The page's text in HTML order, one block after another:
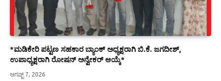
*ಮಡಿಕೇರಿ ಪಟ್ಟಣ ಸಹಕಾರ ಬ್ಯಾಂಕ್ ಅಧ್ಯಕ್ಷರಾಗಿ ಬಿ.ಕೆ. ಜಗದೀಶ್,
ಉಪಾಧ್ಯಕ್ಷರಾಗಿ ರೋಷನ್ ಅನ್ವೇಕರ್ ಆಯ್ಕೆ*
ಆಗಷ್ಟ್ 7, 2026